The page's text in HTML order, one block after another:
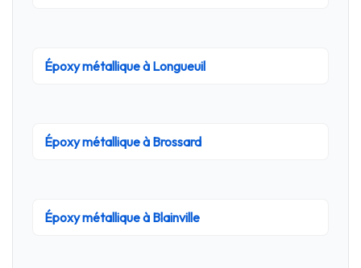
Époxy métallique à Longueuil
Époxy métallique à Brossard
Époxy métallique à Blainville